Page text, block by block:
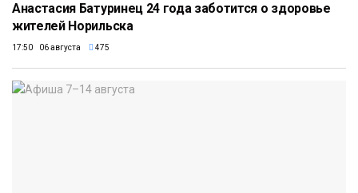
Анастасия Батуринец 24 года заботится о здоровье
жителей Норильска
17:50 06 августа 475